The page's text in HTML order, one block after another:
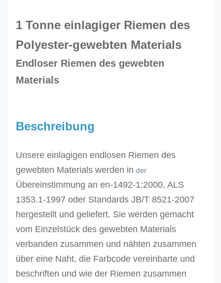
1 Tonne einlagiger Riemen des
Polyester-gewebten Materials
Endloser Riemen des gewebten
Materials
Beschreibung
Unsere einlagigen endlosen Riemen des
gewebten Materials werden in der
Übereinstimmung an en-1492-1:2000, ALS
1353.1-1997 oder Standards JB/T 8521-2007
hergestellt und geliefert. Sie werden gemacht
vom Einzelstück des gewebten Materials
verbanden zusammen und nähten zusammen
über eine Naht, die Farbcode vereinbarte und
beschriften und wie der Riemen zusammen